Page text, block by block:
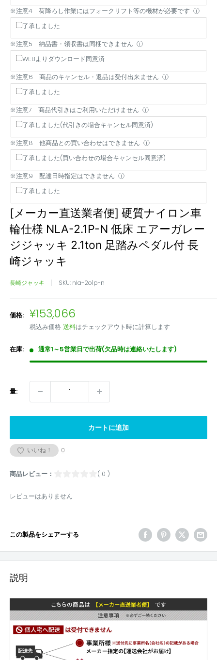
択
下
さ
い
い
て
に
ド
ラ
イ
バ
ー
は
荷
ろ
し
業
は
行
い
ま
せ
ん
※注意4 荷降ろし作業にはフォークリフト等の機材が必要です ⓘ
作
業
に
は
フ
ォ
ー
ク
フ
ト
の
機
材
が
必
要
で
す
了承しました
※注意5 納品書・領収書は同梱できません ⓘ
収
書
は
同
梱
で
き
ま
ん
WEBよりダウンロード同意済
※注意6 商品のキャンセル・返品は受付出来ません ⓘ
ャ
ン
セ
ル・
返
品
は
受
出
来
せ
ん
了承しました
※注意7 商品代引きはご利用いただけません ⓘ
き
は
ご
利
用
い
た
だ
ま
せ了承しました(代引きの場合キャンセル同意済)
※注意8 他商品との買い合わせはできません ⓘ
の
買
い
合
わ
せ
は
で
ま
せ
了承しました(買い合わせの場合キャンセル同意済)
※注意9 配達日時指定はできません ⓘ
指
定
は
で
き
ま
せ
ん
了承しました
[メーカー直送業者便] 硬質ナイロン車
輪仕様 NLA-2.1P-N 低床 エアーガレー
ジジャッキ 2.1ton 足踏みペダル付 長
崎ジャッキ
長崎ジャッキ SKU: nla-2o1p-n
価格: 販
売
価
格
¥153,066
税込み価格 送料はチェックアウト時に計算します
在庫: 通常1～5営業日で出荷(欠品時は連絡いたします)
量:
カートに追加
いいね！ 0
商品レビュー： ( 0 )
レビューはありません
この製品をシェアーする
説明